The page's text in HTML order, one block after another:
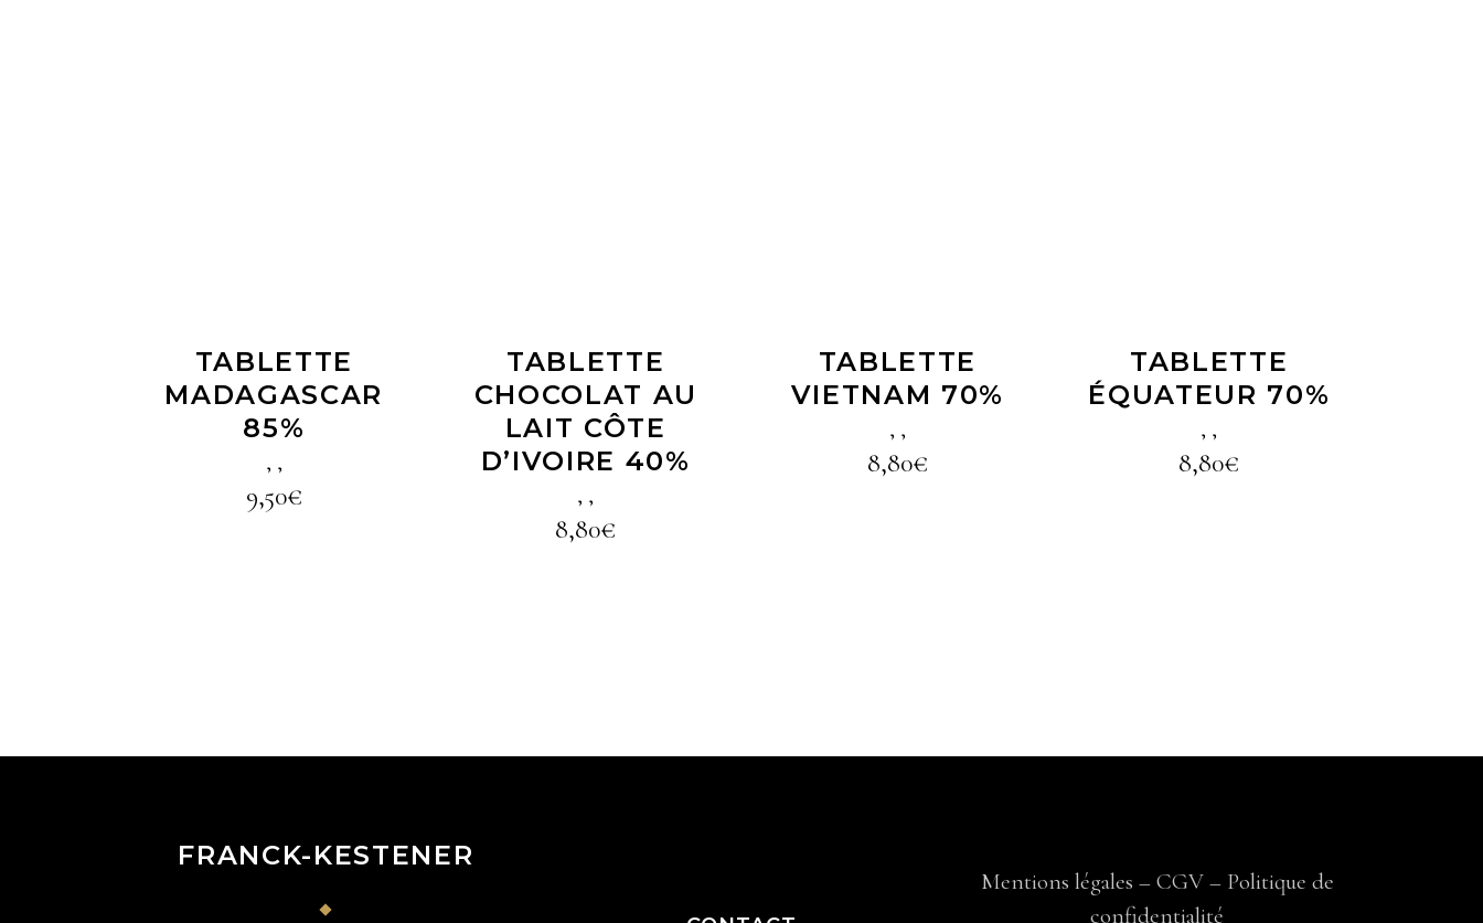
TABLETTE
MADAGASCAR
85%
, ,
9,50€
TABLETTE
CHOCOLAT AU
LAIT CÔTE
D’IVOIRE 40%
, ,
8,80€
TABLETTE
VIETNAM 70%
, ,
8,80€
TABLETTE
ÉQUATEUR 70%
, ,
8,80€
FRANCK-KESTENER
Mentions légales – CGV– Politique de
confidentialité